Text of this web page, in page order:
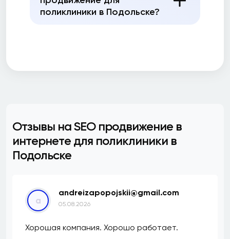
поликлиники в Подольске?
Отзывы на SEO продвижение в
интернете для поликлиники в
Подольске
a
andreizapopojskii@gmail.com
05.08.2026
Хорошая компания. Хорошо работает.